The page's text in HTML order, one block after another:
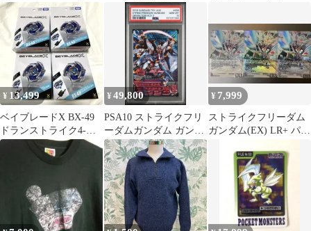
イク・イーグル
セットとスタンド
¥ 13,499
ベイブレードX BX-49
ドランストライク4-
50FF 4セット
¥49,800
PSA10 ストライクフリ
ーダムガンダム ガンダ
ムトライエイジ
¥ 7,999
ストライクフリーダム
ガンダム(EX) LR+ パラ